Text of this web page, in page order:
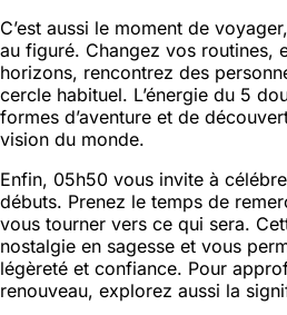
C’est aussi le moment de
au figuré. Changez vos routines,
horizons, rencontrez des
cercle habituel. L’énergie du 5
formes d’aventure et de
vision du monde.
Enfin, 05h50 vous invite à
débuts. Prenez le temps de
vous tourner vers ce qui sera.
nostalgie en sagesse et vous
légèreté et confiance. Pour
renouveau, explorez aussi la